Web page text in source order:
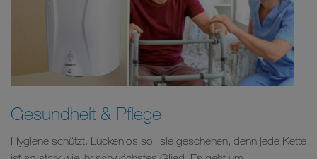
Gesundheit & Pflege
Hygiene schützt. Lückenlos soll sie geschehen, denn jede Kette